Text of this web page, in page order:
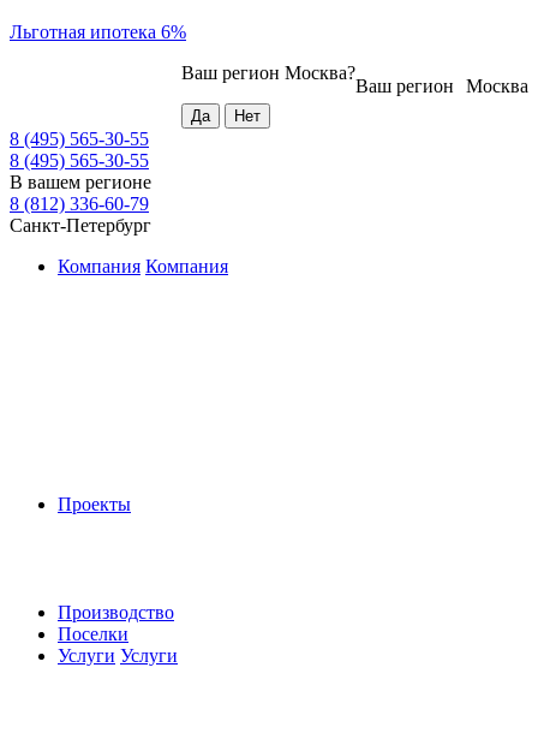
Льготная ипотека 6%
Москва
Ваш регион
Ваш регион Москва?
8 (495) 565-30-55
8 (495) 565-30-55
В вашем регионе
8 (812) 336-60-79
Санкт-Петербург
Компания Компания
Проекты
Производство
Поселки
Услуги Услуги